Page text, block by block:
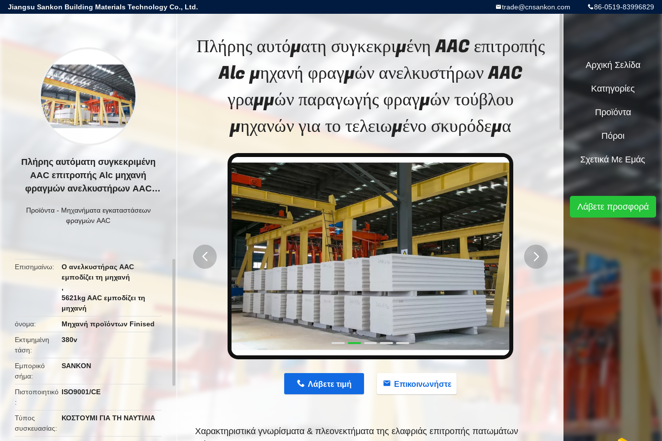
Jiangsu Sankon Building Materials Technology Co., Ltd. 86-0519-83996829
trade@cnsankon.com
Πλήρης αυτόματη συγκεκριμένη
AAC επιτροπής Alc μηχανή
φραγμών ανελκυστήρων AAC
τούβλου μηχανών για το
Προϊόντα- Μηχανήματα εγκαταστάσεων
φραγμών AAC
Επισημαίνω
Ο ανελκυστήρας AAC
εμποδίζει τη μηχανή
,
5621kg AAC εμποδίζει τη
μηχανή
όνομα
Μηχανή προϊόντων Finised
Εκτιμημένη
τάση
380v
Εμπορικό
σήμα
SANKON
Πιστοποιητικό ISO9001/CE
Τύπος
συσκευασίας
ΚΟΣΤΟΥΜΙ ΓΙΑ ΤΗ ΝΑΥΤΙΛΙΑ
Πλήρης αυτόματη συγκεκριμένη AAC επιτροπής
Alc μηχανή φραγμών ανελκυστήρων AAC
γραμμών παραγωγής φραγμών τούβλου
μηχανών για το τελειωμένο σκυρόδεμα
button
Λάβετε τιμή Επικοινωνήστε
Χαρακτηριστικά γνωρίσματα & πλεονεκτήματα της ελαφριάς επιτροπής πατωμάτων
Αρχική Σελίδα
Κατηγορίες
Προϊόντα
Πόροι
Σχετικά Με Εμάς
Λάβετε προσφορά